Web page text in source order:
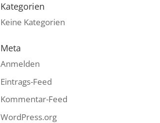
Kategorien
Keine Kategorien
Meta
Anmelden
Eintrags-Feed
Kommentar-Feed
WordPress.org